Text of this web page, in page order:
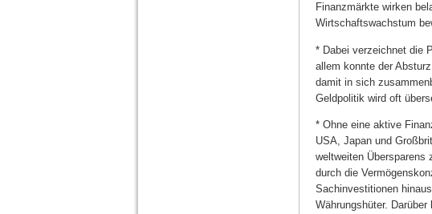
Finanzmärkte wirken
Wirtschaftswachstum
* Dabei verzeichnet die
allem konnte der
damit in sich
Geldpolitik wird oft
* Ohne eine aktive
USA, Japan und
weltweiten Übersparens
durch die
Sachinvestitionen
Währungshüter.